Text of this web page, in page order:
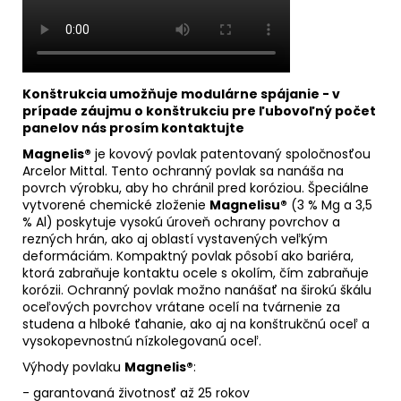
Konštrukcia umožňuje modulárne spájanie - v
prípade záujmu o konštrukciu pre ľubovoľný počet
panelov nás prosím kontaktujte
Magnelis® je kovový povlak patentovaný spoločnosťou
Arcelor Mittal. Tento ochranný povlak sa nanáša na
povrch výrobku, aby ho chránil pred koróziou. Špeciálne
vytvorené chemické zloženie Magnelisu® (3 % Mg a 3,5
% Al) poskytuje vysokú úroveň ochrany povrchov a
rezných hrán, ako aj oblastí vystavených veľkým
deformáciám. Kompaktný povlak pôsobí ako bariéra,
ktorá zabraňuje kontaktu ocele s okolím, čím zabraňuje
korózii. Ochranný povlak možno nanášať na širokú škálu
oceľových povrchov vrátane ocelí na tvárnenie za
studena a hlboké ťahanie, ako aj na konštrukčnú oceľ a
vysokopevnostnú nízkolegovanú oceľ.
Výhody povlaku Magnelis®:
- garantovaná životnosť až 25 rokov